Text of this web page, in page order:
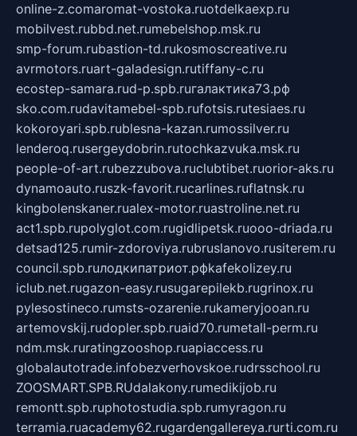
online-z.comaromat-vostoka.ruotdelkaexp.ru
mobilvest.rubbd.net.rumebelshop.msk.ru
smp-forum.rubastion-td.rukosmoscreative.ru
avrmotors.ruart-galadesign.rutiffany-c.ru
ecostep-samara.rud-p.spb.ruгалактика73.рф
sko.com.rudavitamebel-spb.rufotsis.rutesiaes.ru
kokoroyari.spb.rublesna-kazan.rumossilver.ru
lenderoq.rusergeydobrin.rutochkazvuka.msk.ru
people-of-art.rubezzubova.ruclubtibet.ruorior-aks.ru
dynamoauto.ruszk-favorit.rucarlines.ruflatnsk.ru
kingbolenskaner.rualex-motor.ruastroline.net.ru
act1.spb.rupolyglot.com.rugidlipetsk.ruooo-driada.ru
detsad125.rumir-zdoroviya.rubruslanovo.rusiterem.ru
council.spb.ruлодкипатриот.рфkafekolizey.ru
iclub.net.rugazon-easy.rusugarepilekb.rugrinox.ru
pylesostineco.rumsts-ozarenie.rukameryjooan.ru
artemovskij.rudopler.spb.ruaid70.rumetall-perm.ru
ndm.msk.ruratingzooshop.ruapiaccess.ru
globalautotrade.infobezverhovskoe.rudrsschool.ru
ZOOSMART.SPB.RUdalakony.rumedikijob.ru
remontt.spb.ruphotostudia.spb.rumyragon.ru
terramia.ruacademy62.rugardengallereya.rurti.com.ru